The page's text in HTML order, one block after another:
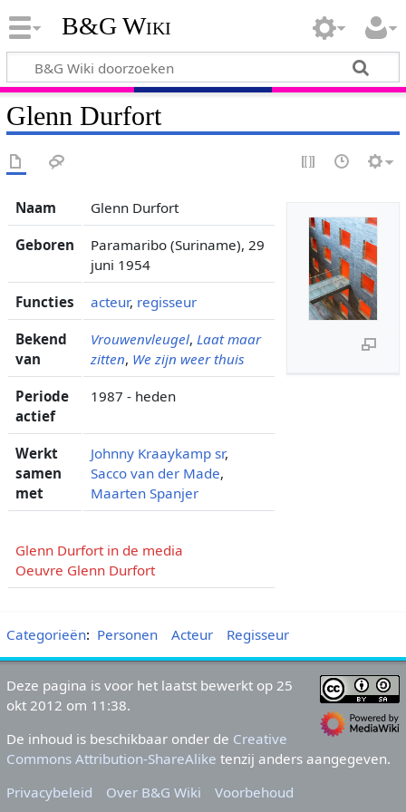
B&G Wiki
Glenn Durfort
Naam Glenn Durfort
Geboren
Paramaribo (Suriname), 29
juni 1954
Functies acteur, regisseur
Bekend
van
Vrouwenvleugel, Laat maar
zitten, We zijn weer thuis
Periode
actief
1987 - heden
Werkt
samen
met
Johnny Kraaykamp sr,
Sacco van der Made,
Maarten Spanjer
Glenn Durfort in de media
Oeuvre Glenn Durfort
Categorieën: Personen Acteur Regisseur
Deze pagina is voor het laatst bewerkt op 25
okt 2012 om 11:38.
De inhoud is beschikbaar onder de Creative
Commons Attribution-ShareAlike tenzij anders aangegeven.
Privacybeleid
Over B&G Wiki Voorbehoud